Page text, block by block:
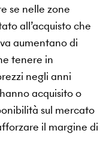
se nelle zone
all’acquisto che
aumentano di
tenere in
negli anni
acquisito o
sul mercato
il margine di